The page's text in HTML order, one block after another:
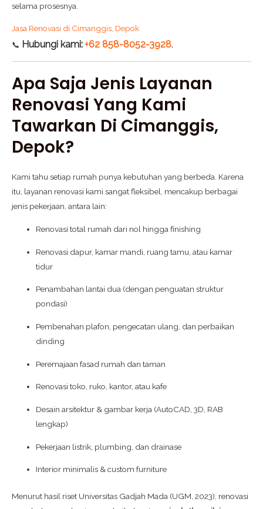
selama prosesnya.
Jasa Renovasi di Cimanggis, Depok
📞 Hubungi kami:+62 858-8052-3928.
Apa Saja Jenis Layanan
Renovasi Yang Kami
Tawarkan Di Cimanggis,
Depok?
Kami tahu setiap rumah punya kebutuhan yang berbeda. Karena
itu, layanan renovasi kami sangat fleksibel, mencakup berbagai
jenis pekerjaan, antara lain:
Renovasi total rumah dari nol hingga finishing
Renovasi dapur, kamar mandi, ruang tamu, atau kamar
tidur
Penambahan lantai dua (dengan penguatan struktur
pondasi)
Pembenahan plafon, pengecatan ulang, dan perbaikan
dinding
Peremajaan fasad rumah dan taman
Renovasi toko, ruko, kantor, atau kafe
Desain arsitektur & gambar kerja (AutoCAD, 3D, RAB
lengkap)
Pekerjaan listrik, plumbing, dan drainase
Interior minimalis & custom furniture
Menurut hasil riset Universitas Gadjah Mada (UGM, 2023), renovasi